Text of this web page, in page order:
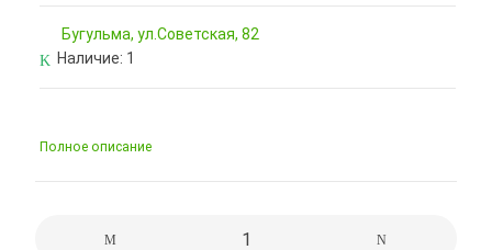
Бугульма, ул.Советская, 82
Наличие: 1
Полное описание